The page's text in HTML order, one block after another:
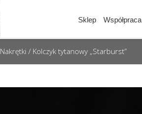
Sklep Współpraca
Nakrętki / Kolczyk tytanowy „Starburst”